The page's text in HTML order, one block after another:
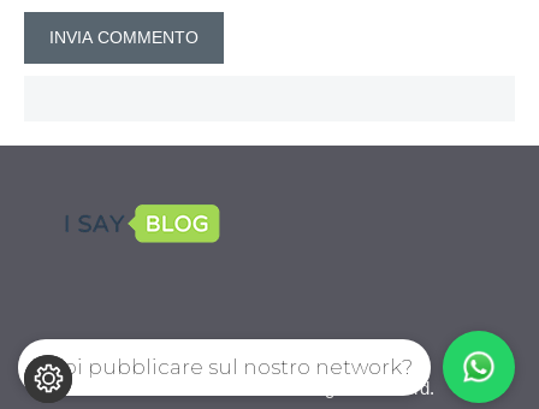
CalcioPro.com © 2026. All right reserverd.
Vuoi pubblicare sul nostro network?